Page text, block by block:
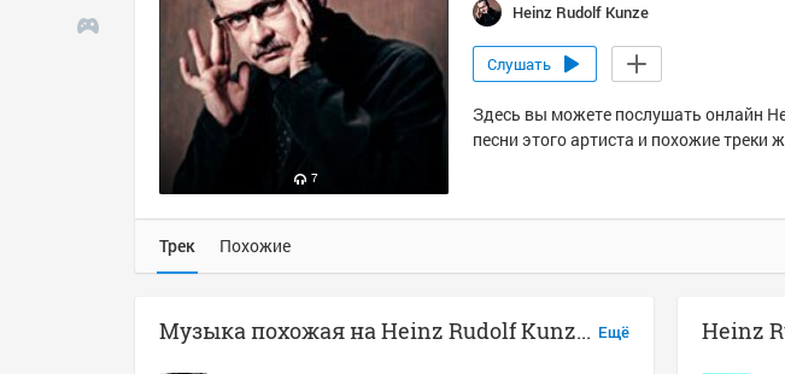
7
Heinz Rudolf Kunze
Слушать
Здесь вы можете послушать онлайн
песни этого артиста и похожие
Трек Похожие
Ещё
Музыка похожая на Heinz Rudolf Kunze - Little Amadeus Heinz